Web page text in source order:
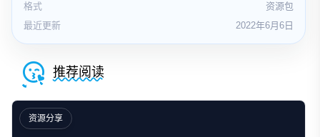
格式
资源包
最近更新
2022年6月6日
推荐阅读
资源分享